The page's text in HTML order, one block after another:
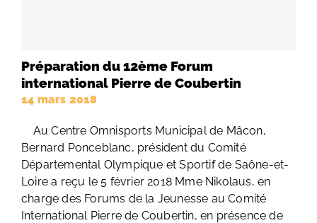
Préparation du 12ème Forum
international Pierre de Coubertin
14 mars 2018
Au Centre Omnisports Municipal de Mâcon,
Bernard Ponceblanc, président du Comité
Départemental Olympique et Sportif de Saône-et-
Loire a reçu le 5 février 2018 Mme Nikolaus, en
charge des Forums de la Jeunesse au Comité
International Pierre de Coubertin, en présence de